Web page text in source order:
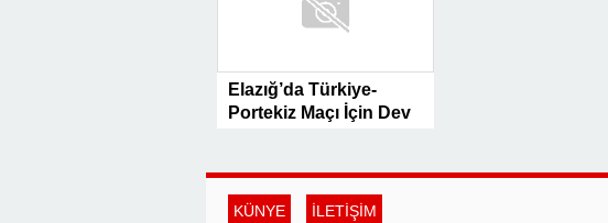
Elazığ’da Türkiye-
Portekiz Maçı İçin Dev
KÜNYE İLETİŞİM